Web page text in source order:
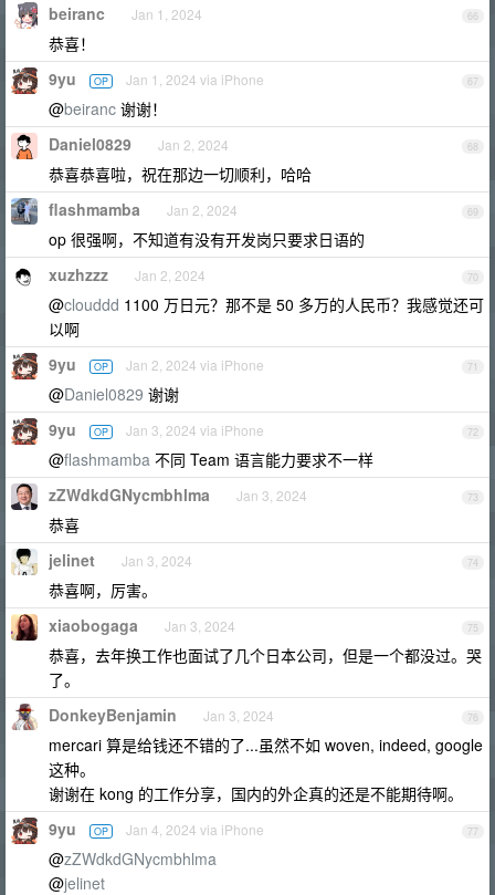
66
beiranc Jan 1, 2024
恭喜！
67
9yu OP Jan 1, 2024 via iPhone
@beiranc 谢谢！
68
Daniel0829 Jan 2, 2024
恭喜恭喜啦，祝在那边一切顺利，哈哈
69
flashmamba Jan 2, 2024
op 很强啊，不知道有没有开发岗只要求日语的
70
xuzhzzz Jan 2, 2024
@clouddd 1100 万日元？那不是 50 多万的人民币？我感觉还可
以啊
71
9yu OP Jan 2, 2024 via iPhone
@Daniel0829 谢谢
72
9yu OP Jan 3, 2024 via iPhone
@flashmamba 不同 Team 语言能力要求不一样
73
zZWdkdGNycmbhlma Jan 3, 2024
恭喜
74
jelinet Jan 3, 2024
恭喜啊，厉害。
75
xiaobogaga Jan 3, 2024
恭喜，去年换工作也面试了几个日本公司，但是一个都没过。哭
了。
76
DonkeyBenjamin Jan 3, 2024
mercari 算是给钱还不错的了...虽然不如 woven, indeed, google
这种。
谢谢在 kong 的工作分享，国内的外企真的还是不能期待啊。
77
9yu OP Jan 4, 2024 via iPhone
@zZWdkdGNycmbhlma
@jelinet